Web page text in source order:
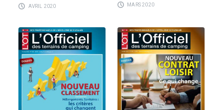
AVRIL 2020 MARS 2020